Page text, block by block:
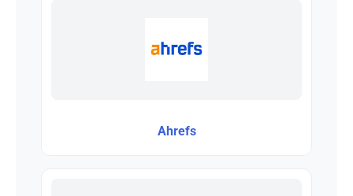
Ahrefs